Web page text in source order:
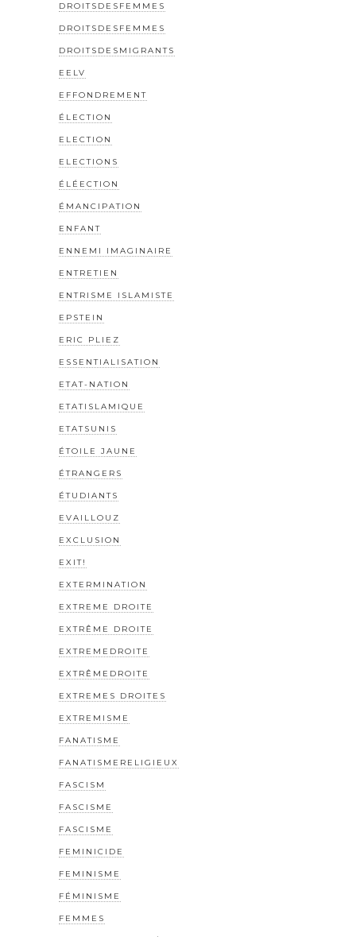
DROITSDESFEMMES
DROITSDESFEMMES
DROITSDESMIGRANTS
EELV
EFFONDREMENT
ÉLECTION
ELECTION
ELECTIONS
ÉLÉECTION
ÉMANCIPATION
ENFANT
ENNEMI IMAGINAIRE
ENTRETIEN
ENTRISME ISLAMISTE
EPSTEIN
ERIC PLIEZ
ESSENTIALISATION
ETAT-NATION
ETATISLAMIQUE
ETATSUNIS
ÉTOILE JAUNE
ÉTRANGERS
ÉTUDIANTS
EVAILLOUZ
EXCLUSION
EXIT!
EXTERMINATION
EXTREME DROITE
EXTRÊME DROITE
EXTREMEDROITE
EXTRÊMEDROITE
EXTREMES DROITES
EXTREMISME
FANATISME
FANATISMERELIGIEUX
FASCISM
FASCISME
FASCISME
FEMINICIDE
FEMINISME
FÉMINISME
FEMMES